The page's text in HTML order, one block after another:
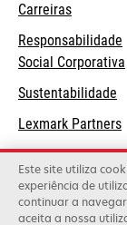
Carreiras
Responsabilidade
Social Corporativa
Sustentabilidade
Lexmark Partners
Este site utiliza
experiência de
continuar a
aceita a nossa